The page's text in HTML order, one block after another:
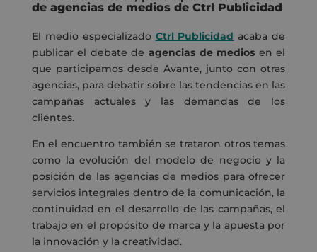
de agencias de medios de Ctrl Publicidad
El medio especializado Ctrl Publicidad acaba de
publicar el debate de agencias de medios en el
que participamos desde Avante, junto con otras
agencias, para debatir sobre las tendencias en las
campañas actuales y las demandas de los
clientes.
En el encuentro también se trataron otros temas
como la evolución del modelo de negocio y la
posición de las agencias de medios para ofrecer
servicios integrales dentro de la comunicación, la
continuidad en el desarrollo de las campañas, el
trabajo en el propósito de marca y la apuesta por
la innovación y la creatividad.